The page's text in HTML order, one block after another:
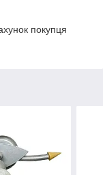
покупця